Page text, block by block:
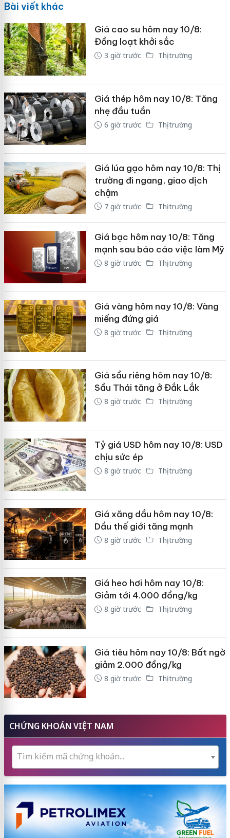
Bài viết khác
Giá cao su hôm nay 10/8:
Đồng loạt khởi sắc
3 giờ trước Thị trường
Giá thép hôm nay 10/8: Tăng
nhẹ đầu tuần
6 giờ trước Thị trường
Giá lúa gạo hôm nay 10/8: Thị
trường đi ngang, giao dịch
chậm
7 giờ trước Thị trường
Giá bạc hôm nay 10/8: Tăng
mạnh sau báo cáo việc làm Mỹ
8 giờ trước Thị trường
Giá vàng hôm nay 10/8: Vàng
miếng đứng giá
8 giờ trước Thị trường
Giá sầu riêng hôm nay 10/8:
Sầu Thái tăng ở Đắk Lắk
8 giờ trước Thị trường
Tỷ giá USD hôm nay 10/8: USD
chịu sức ép
8 giờ trước Thị trường
Giá xăng dầu hôm nay 10/8:
Dầu thế giới tăng mạnh
8 giờ trước Thị trường
Giá heo hơi hôm nay 10/8:
Giảm tới 4.000 đồng/kg
8 giờ trước Thị trường
Giá tiêu hôm nay 10/8: Bất ngờ
giảm 2.000 đồng/kg
8 giờ trước Thị trường
CHỨNG KHOÁN VIỆT NAM
Tìm kiếm mã chứng khoán...